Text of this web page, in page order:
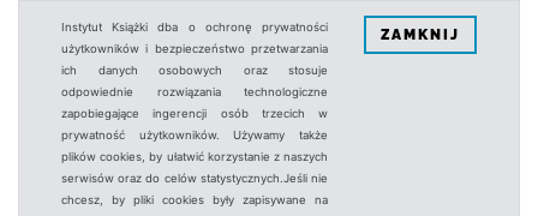
Instytut Książki dba o ochronę prywatności
użytkowników i bezpieczeństwo przetwarzania
ich danych osobowych oraz stosuje
odpowiednie rozwiązania technologiczne
zapobiegające ingerencji osób trzecich w
prywatność użytkowników. Używamy także
plików cookies, by ułatwić korzystanie z naszych
serwisów oraz do celów statystycznych.Jeśli nie
chcesz, by pliki cookies były zapisywane na
ZAMKNIJ